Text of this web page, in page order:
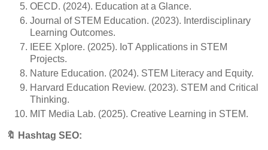
OECD. (2024). Education at a Glance.
Journal of STEM Education. (2023). Interdisciplinary
Learning Outcomes.
IEEE Xplore. (2025). IoT Applications in STEM
Projects.
Nature Education. (2024). STEM Literacy and Equity.
Harvard Education Review. (2023). STEM and Critical
Thinking.
MIT Media Lab. (2025). Creative Learning in STEM.
🔖 Hashtag SEO: